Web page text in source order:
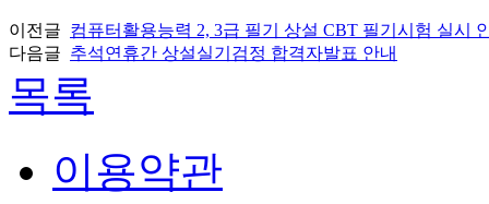
이전글 컴퓨터활용능력 2, 3급 필기 상설 CBT 필기시험 실시
다음글 추석연휴간 상설실기검정 합격자발표 안내
목록
이용약관